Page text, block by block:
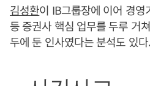
김성환이 IB그룹장에 이어 경
등 증권사 핵심 업무를 두루 거
두에 둔 인사였다는 분석도 있다.